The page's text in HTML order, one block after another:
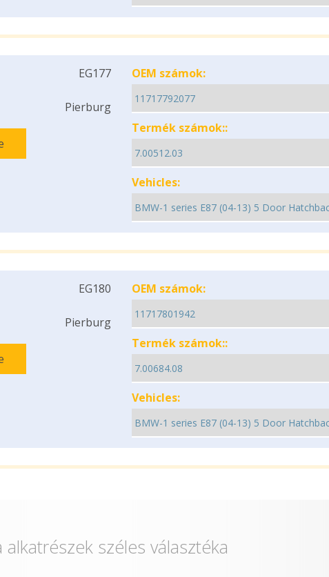
EG177
Pierburg
OEM számok:
Termék számok::
Vehicles:
EG180
Pierburg
OEM számok:
Termék számok::
Vehicles:
alkatrészek széles választéka